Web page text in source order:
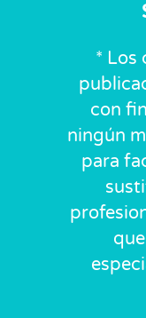
* Los
con
ningún
para